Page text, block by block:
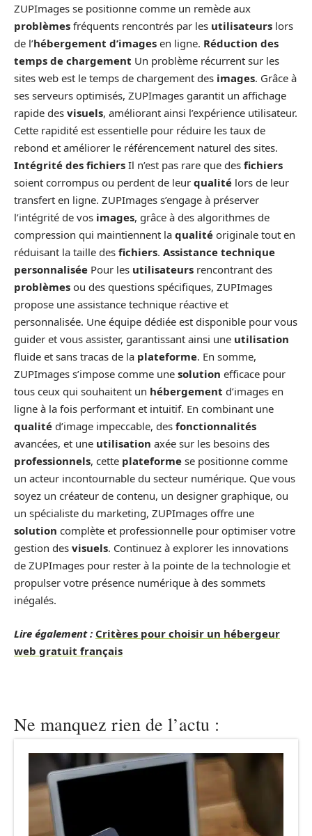
ZUPImages se positionne comme un remède aux
problèmes fréquents rencontrés par les utilisateurs lors
de l’hébergement d’images en ligne. Réduction des
temps de chargement Un problème récurrent sur les
sites web est le temps de chargement des images. Grâce à
ses serveurs optimisés, ZUPImages garantit un affichage
rapide des visuels, améliorant ainsi l’expérience utilisateur.
Cette rapidité est essentielle pour réduire les taux de
rebond et améliorer le référencement naturel des sites.
Intégrité des fichiers Il n’est pas rare que des fichiers
soient corrompus ou perdent de leur qualité lors de leur
transfert en ligne. ZUPImages s’engage à préserver
l’intégrité de vos images, grâce à des algorithmes de
compression qui maintiennent la qualité originale tout en
réduisant la taille des fichiers. Assistance technique
personnalisée Pour les utilisateurs rencontrant des
problèmes ou des questions spécifiques, ZUPImages
propose une assistance technique réactive et
personnalisée. Une équipe dédiée est disponible pour vous
guider et vous assister, garantissant ainsi une utilisation
fluide et sans tracas de la plateforme. En somme,
ZUPImages s’impose comme une solution efficace pour
tous ceux qui souhaitent un hébergement d’images en
ligne à la fois performant et intuitif. En combinant une
qualité d’image impeccable, des fonctionnalités
avancées, et une utilisation axée sur les besoins des
professionnels, cette plateforme se positionne comme
un acteur incontournable du secteur numérique. Que vous
soyez un créateur de contenu, un designer graphique, ou
un spécialiste du marketing, ZUPImages offre une
solution complète et professionnelle pour optimiser votre
gestion des visuels. Continuez à explorer les innovations
de ZUPImages pour rester à la pointe de la technologie et
propulser votre présence numérique à des sommets
inégalés.
Lire également : Critères pour choisir un hébergeur
web gratuit français
Ne manquez rien de l’actu :